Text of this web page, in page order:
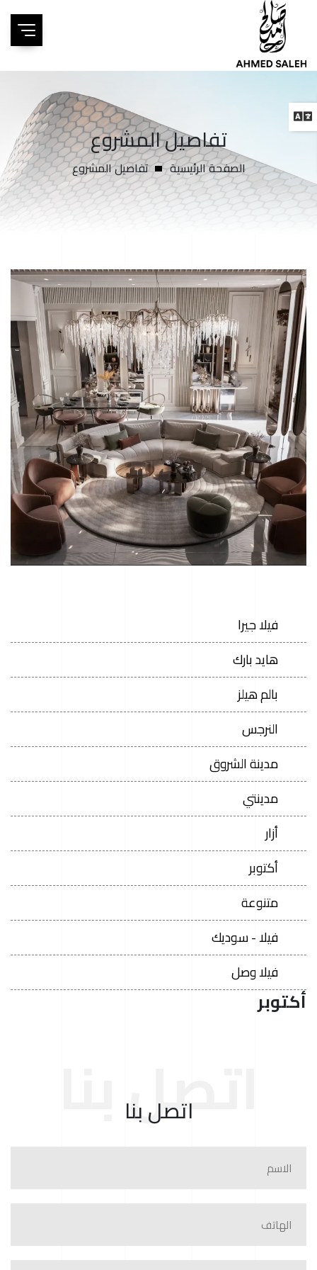
تفاصيل المشروع
الصفحة الرئيسية تفاصيل المشروع
فيلا جيرا
هايد بارك
بالم هيلز
النرجس
مدينة الشروق
مدينتي
أزار
أكتوبر
متنوعة
فيلا - سوديك
فيلا وصل
أكتوبر
اتصل بنا